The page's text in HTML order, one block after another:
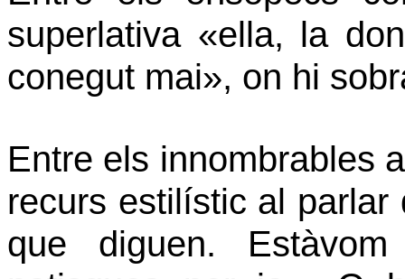
superlativa «ella, la
conegut mai», on hi
Entre els innombrables
recurs estilístic al
que diguen.